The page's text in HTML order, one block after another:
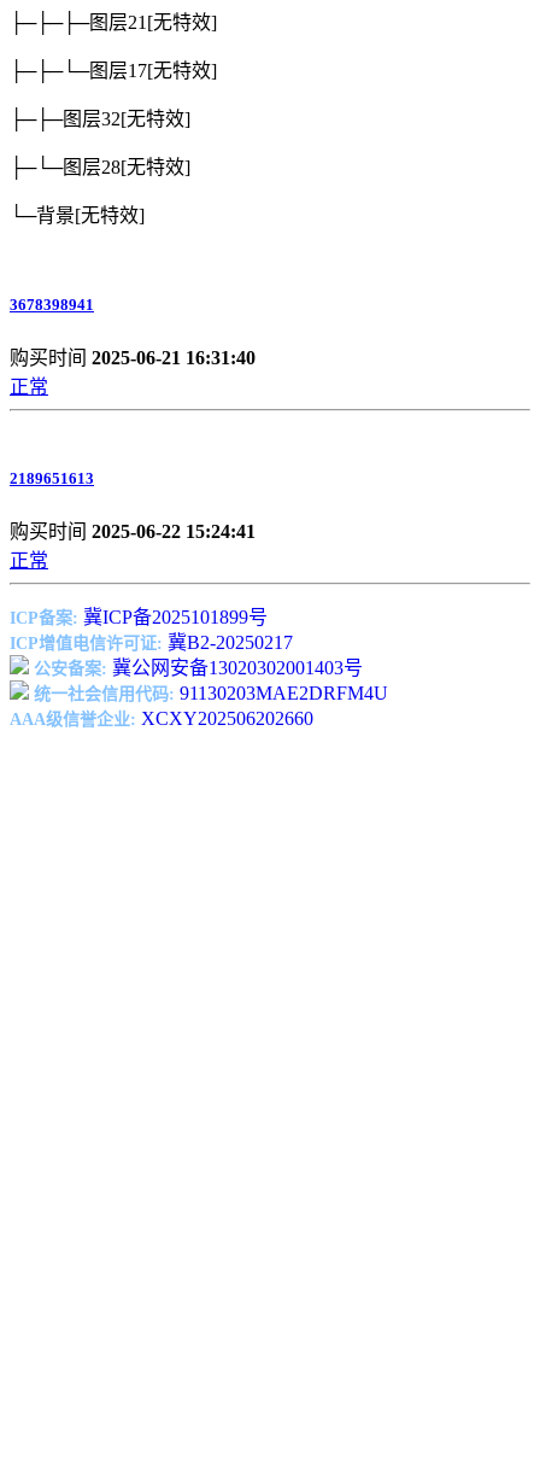
├─├─├─图层21 [无特效]
├─├─└─图层17[无特效]
├─├─图层32[无特效]
├─└─图层28[无特效]
└─背景[无特效]
3678398941
购买时间 2025-06-21 16:31:40
正常
2189651613
购买时间 2025-06-22 15:24:41
正常
ICP备案: 冀ICP备2025101899号
ICP增值电信许可证: 冀B2-20250217
公安备案: 冀公网安备13020302001403号
统一社会信用代码: 91130203MAE2DRFM4U
AAA级信誉企业: XCXY202506202660